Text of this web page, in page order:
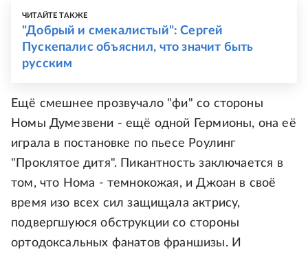
ЧИТАЙТЕ ТАКЖЕ
"Добрый и смекалистый": Сергей
Пускепалис объяснил, что значит быть
русским
Ещё смешнее прозвучало "фи" со стороны
Номы Думезвени - ещё одной Гермионы, она её
играла в постановке по пьесе Роулинг
"Проклятое дитя". Пикантность заключается в
том, что Нома - темнокожая, и Джоан в своё
время изо всех сил защищала актрису,
подвергшуюся обструкции со стороны
ортодоксальных фанатов франшизы. И